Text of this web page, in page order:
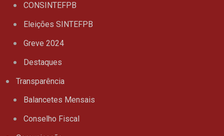
CONSINTEFPB
Eleições SINTEFPB
Greve 2024
Destaques
Transparência
Balancetes Mensais
Conselho Fiscal